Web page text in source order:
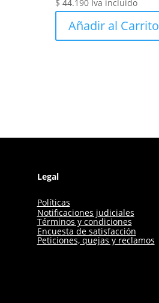
$ 44.190 Iva incluido
Añadir al Carrito
Legal
Políticas
Notificaciones judiciales
Términos y condiciones
Encuesta de satisfacción
Peticiones, quejas y reclamos